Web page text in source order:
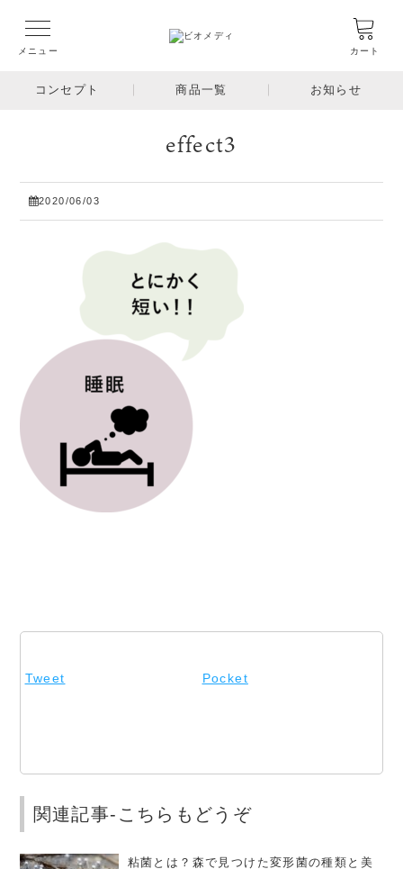
メニュー カート
コンセプト 商品一覧 お知らせ
effect3
2020/06/03
Tweet Pocket
関連記事-こちらもどうぞ
粘菌とは？森で見つけた変形菌の種類と美